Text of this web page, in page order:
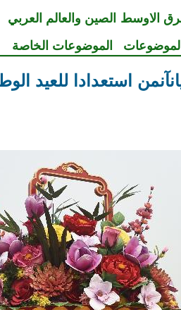
الاوسط الصين والعالم العربي
الموضوعات الخاصة
استعدادا للعيد